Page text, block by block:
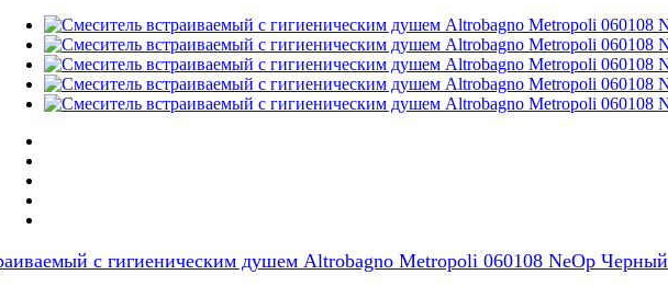
с гигиеническим душем Altrobagno Metropoli 060108 NeOp Черный